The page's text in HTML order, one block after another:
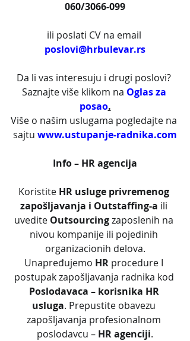
060/3066-099
ili poslati CV na email
poslovi@hrbulevar.rs
Da li vas interesuju i drugi poslovi?
Saznajte više klikom na Oglas za
posao.
Više o našim uslugama pogledajte na
sajtu www.ustupanje-radnika.com
Info – HR agencija
Koristite HR usluge privremenog
zapošljavanja i Outstaffing-a ili
uvedite Outsourcing zaposlenih na
nivou kompanije ili pojedinih
organizacionih delova.
Unapređujemo HR procedure I
postupak zapošljavanja radnika kod
Poslodavaca – korisnika HR
usluga. Prepustite obavezu
zapošljavanja profesionalnom
poslodavcu – HR agenciji.